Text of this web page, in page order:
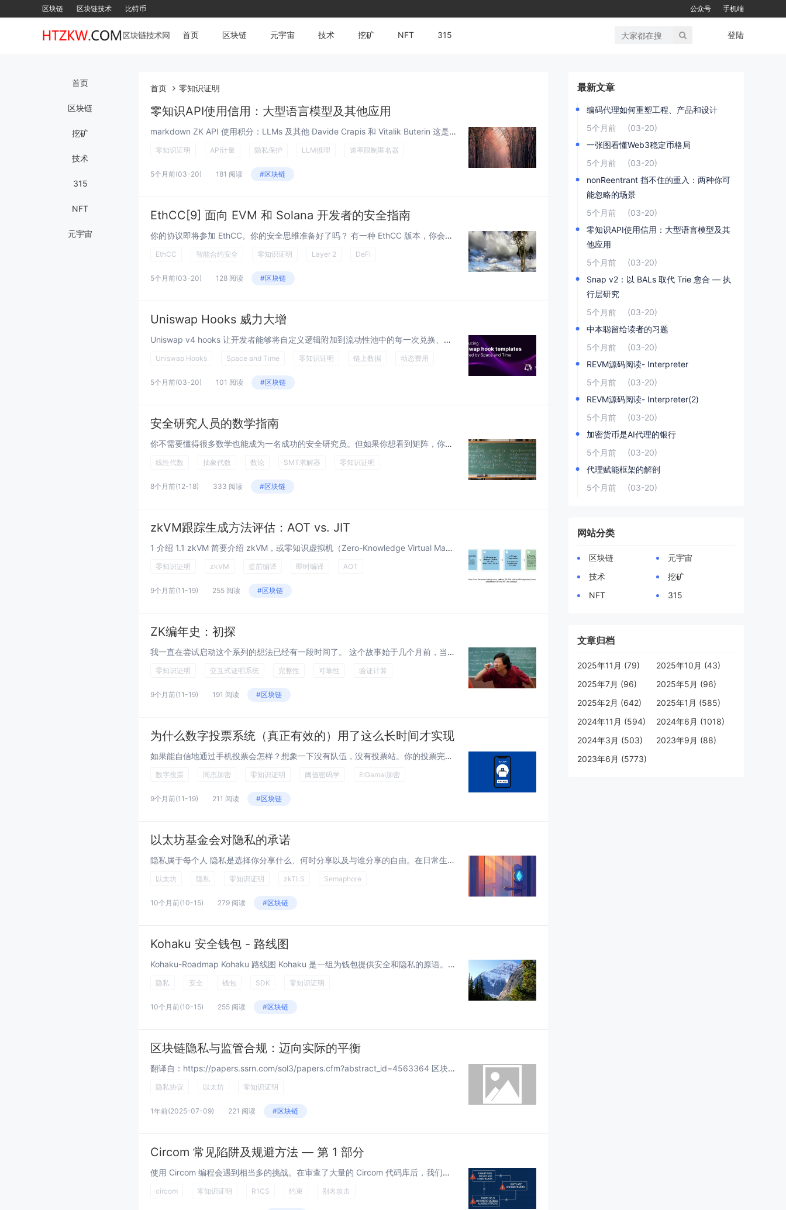
区块链 区块链技术 比特币 公众号 手机端
首页 区块链 元宇宙 技术 挖矿 NFT 315 登陆
首页
区块链
挖矿
技术
315
NFT
元宇宙
首页 零知识证明
零知识API使用信用：大型语言模型及其他应用
markdown ZK API 使用积分：LLMs 及其他 Davide Crapis 和 Vitalik Buterin 这是 v2 版——与 v1 版 相比，它将客户端的退款票据列表替换为服务器签名的同态退款运行总额，因此用户不再...
零知识证明 API计量 隐私保护 LLM推理 速率限制匿名器
5个月前(03-20) 181 阅读 #区块链
EthCC[9] 面向 EVM 和 Solana 开发者的安全指南
你的协议即将参加 EthCC。你的安全思维准备好了吗？ 有一种 EthCC 版本，你会带着晒黑的皮肤、一个帆布包，以及一种模糊的感觉，觉得某个你没在场的房间里发生了重要的事情。还有另一种版本，你会带着三个已验证的架构决策、两个被推翻的假设...
EthCC 智能合约安全 零知识证明 Layer 2 DeFi
5个月前(03-20) 128 阅读 #区块链
Uniswap Hooks 威力大增
Uniswap v4 hooks 让开发者能够将自定义逻辑附加到流动性池中的每一次兑换、铸造和销毁操作中。它们是 DeFi 历史上 AMM 设计空间最重要的扩展之一。但 Hooks 始终有一个硬性上限。它们的逻辑仅限于执行时可用的数据：...
Uniswap Hooks Space and Time 零知识证明 链上数据 动态费用
5个月前(03-20) 101 阅读 #区块链
安全研究人员的数学指南
你不需要懂得很多数学也能成为一名成功的安全研究员。但如果你想看到矩阵，你需要变得精通数学。 关于数学是被发现的还是被发明的，一直存在着古老的哲学辩论。小时候，我两者都不想做。数学感觉很抽象，与现实脱节，像是一套需要记住的任意规则。很长...
线性代数 抽象代数 数论 SMT求解器 零知识证明
8个月前(12-18) 333 阅读 #区块链
zkVM跟踪生成方法评估：AOT vs. JIT
1 介绍 1.1 zkVM 简要介绍 zkVM，或零知识虚拟机（Zero-Knowledge Virtual Machine），是一种专门的虚拟机，旨在以一种方式执行程序，该方式使用零知识证明（ZKPs）生成可验证的计算证明。它通常在...
零知识证明 zkVM 提前编译 即时编译 AOT
9个月前(11-19) 255 阅读 #区块链
ZK编年史：初探
我一直在尝试启动这个系列的想法已经有一段时间了。 这个故事始于几个月前，当时我在一次会议上与一位同事交谈。在某个时候，我们开始讨论零知识证明（ZK 证明），特别是从哪里学习它们。 提到了一些不错的材料：例如，Rareskills 的零知...
零知识证明 交互式证明系统 完整性 可靠性 验证计算
9个月前(11-19) 191 阅读 #区块链
为什么数字投票系统（真正有效的）用了这么长时间才实现
如果能自信地通过手机投票会怎样？想象一下没有队伍，没有投票站。你的投票完全安全，你的选择绝对保密。没有计票员，因为即使是政府也不允许看到你投了谁。然而，任何地方的任何人都可以独立验证选举结果的合法性，精确到最后一张选票。 对投票系统和...
数字投票 同态加密 零知识证明 阈值密码学 ElGamal加密
9个月前(11-19) 211 阅读 #区块链
以太坊基金会对隐私的承诺
隐私属于每个人 隐私是选择你分享什么、何时分享以及与谁分享的自由。在日常生活中，我们都认为这是理所当然的：关上房间的门，投一张秘密选票，或者与朋友私下交谈。但是在线上和链上，这些保护措施通常是缺失的。 以太坊的创建是为了成为数字信任...
以太坊 隐私 零知识证明 zkTLS Semaphore
10个月前(10-15) 279 阅读 #区块链
Kohaku 安全钱包 - 路线图
Kohaku-Roadmap Kohaku 路线图 Kohaku 是一组为钱包提供安全和隐私的原语。Kohaku 的核心目标是： 一个可以暴露强大的隐私/安全原语的 SDK 一个面向高级用户的参考实现钱包，它建立在该 SDK...
隐私 安全 钱包 SDK 零知识证明
10个月前(10-15) 255 阅读 #区块链
区块链隐私与监管合规：迈向实际的平衡
翻译自：https://papers.ssrn.com/sol3/papers.cfm?abstract_id=4563364 区块链&Web3技术交流：https://t.me/+PGwDonY3f2o3NDg1 &l...
隐私协议 以太坊 零知识证明
1年前(2025-07-09) 221 阅读 #区块链
Circom 常见陷阱及规避方法 — 第 1 部分
使用 Circom 编程会遇到相当多的挑战。在审查了大量的 Circom 代码库后，我们发现了一些经常出现的反模式。 在本系列中，我们将全面概述这些问题，以帮助你避免最常见的陷阱。 当然，这不会是所有可能错误的完整列表（Circom...
circom 零知识证明 R1CS 约束 别名攻击
最新文章
编码代理如何重塑工程、产品和设计
5个月前
(03-20)
一张图看懂Web3稳定币格局
5个月前
(03-20)
nonReentrant 挡不住的重入：两种你可
能忽略的场景
5个月前
(03-20)
零知识API使用信用：大型语言模型及其
他应用
5个月前
(03-20)
Snap v2：以 BALs 取代 Trie 愈合 — 执
行层研究
5个月前
(03-20)
中本聪留给读者的习题
5个月前
(03-20)
REVM源码阅读- Interpreter
5个月前
(03-20)
REVM源码阅读- Interpreter(2)
5个月前
(03-20)
加密货币是AI代理的银行
5个月前
(03-20)
代理赋能框架的解剖
5个月前
(03-20)
网站分类
区块链
元宇宙
技术
挖矿
NFT
315
文章归档
2025年11月 (79)
2025年10月 (43)
2025年7月 (96)
2025年5月 (96)
2025年2月 (642)
2025年1月 (585)
2024年11月 (594)
2024年6月 (1018)
2024年3月 (503)
2023年9月 (88)
2023年6月 (5773)